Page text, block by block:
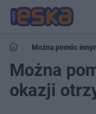
Można pomóc
Można
okazji